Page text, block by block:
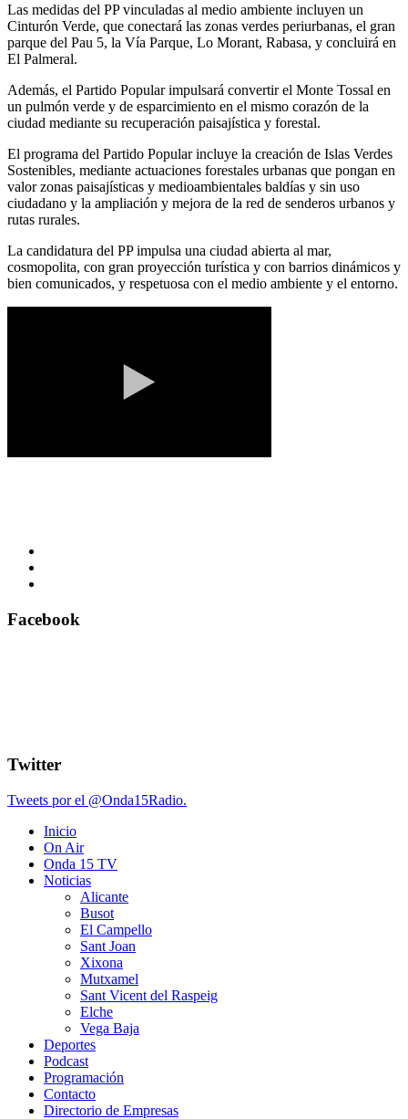
Las medidas del PP vinculadas al medio ambiente incluyen un
Cinturón Verde, que conectará las zonas verdes periurbanas, el gran
parque del Pau 5, la Vía Parque, Lo Morant, Rabasa, y concluirá en
El Palmeral.
Además, el Partido Popular impulsará convertir el Monte Tossal en
un pulmón verde y de esparcimiento en el mismo corazón de la
ciudad mediante su recuperación paisajística y forestal.
El programa del Partido Popular incluye la creación de Islas Verdes
Sostenibles, mediante actuaciones forestales urbanas que pongan en
valor zonas paisajísticas y medioambientales baldías y sin uso
ciudadano y la ampliación y mejora de la red de senderos urbanos y
rutas rurales.
La candidatura del PP impulsa una ciudad abierta al mar,
cosmopolita, con gran proyección turística y con barrios dinámicos y
bien comunicados, y respetuosa con el medio ambiente y el entorno.
Facebook
Twitter
Tweets por el @Onda15Radio.
Inicio
On Air
Onda 15 TV
Noticias
Alicante
Busot
El Campello
Sant Joan
Xixona
Mutxamel
Sant Vicent del Raspeig
Elche
Vega Baja
Deportes
Podcast
Programación
Contacto
Directorio de Empresas